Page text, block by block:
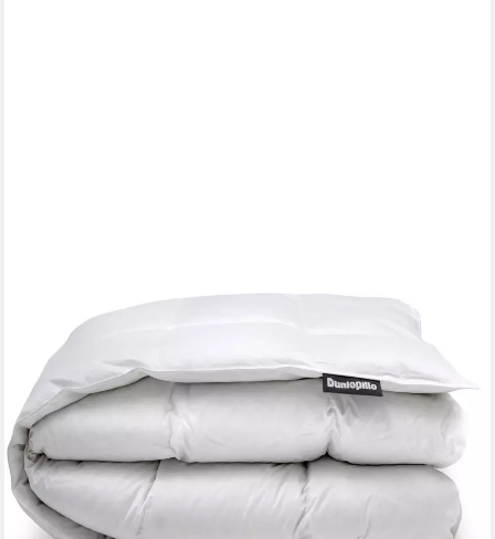
DUNLOPILLO
Gänsedaunenbettdecke Dunlopillo Supreme, "NEUHEIT"
135x200 & 155x220 cm, Füllung: 80% Gänsedaunen & 20%
Gänsefedern, Bezug: 100% Baumwoll-Batist, Hergestellt in
Deutschland & Downpass zertifiziert
ab 179,40 €
299,00 €
-40%
lieferbar - in 3-4 Werktagen bei dir